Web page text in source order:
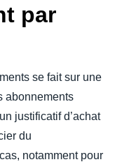
par
se fait sur une
abonnements
justificatif d’achat
du
notamment pour